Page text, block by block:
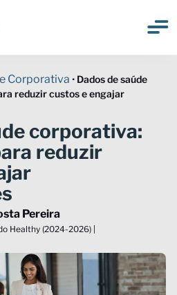
Corporativa • Dados de saúde
reduzir custos e engajar
corporativa:
reduzir
Pereira
Healthy (2024-2026) |